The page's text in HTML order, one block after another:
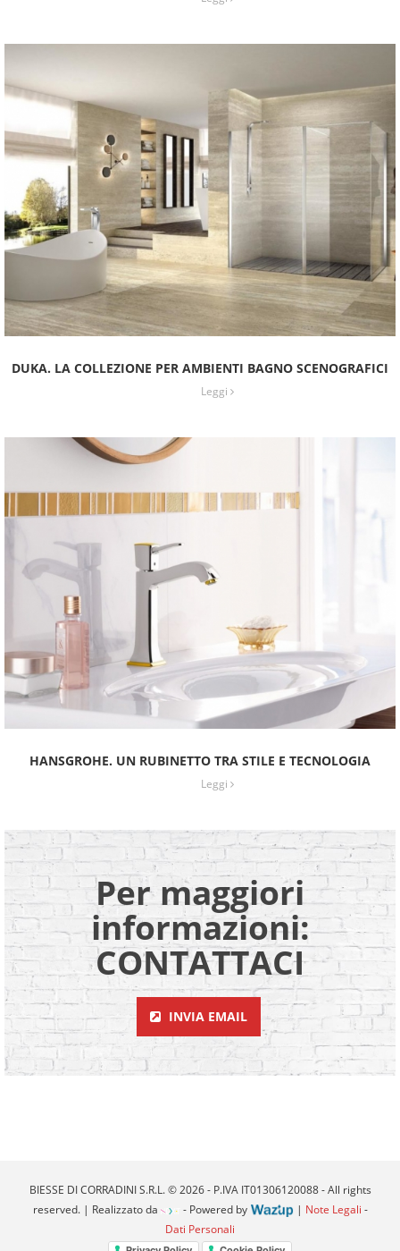
DUKA. LA COLLEZIONE PER AMBIENTI BAGNO SCENOGRAFICI
Leggi
HANSGROHE. UN RUBINETTO TRA STILE E TECNOLOGIA
Leggi
Per maggiori
informazioni:
CONTATTACI
INVIA EMAIL
BIESSE DI CORRADINI S.R.L. © 2026 - P.IVA IT01306120088 - All rights
reserved. | Realizzato da
- Powered by | Note Legali -
Dati Personali